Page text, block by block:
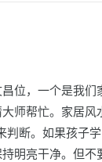
位，一个是我
师帮忙。家居
判断。如果孩子
明亮干净。但